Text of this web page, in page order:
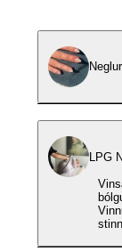
Neglur
LPG